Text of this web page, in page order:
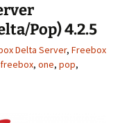
Pop) 4.2.5
Delta Server, Freebox
freebox, one, pop,